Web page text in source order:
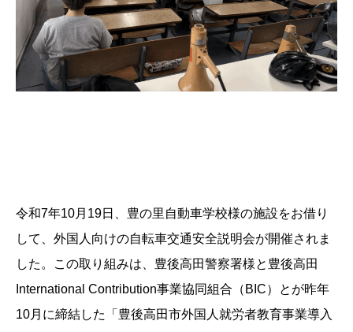
令和7年10月19日、豊の里自動車学校様の施設をお借り
して、外国人向けの自転車交通安全説明会が開催されま
した。この取り組みは、豊後高田警察署様と豊後高田
International Contribution事業協同組合（BIC）とが昨年
10月に締結した「豊後高田市外国人就労者教育事業導入